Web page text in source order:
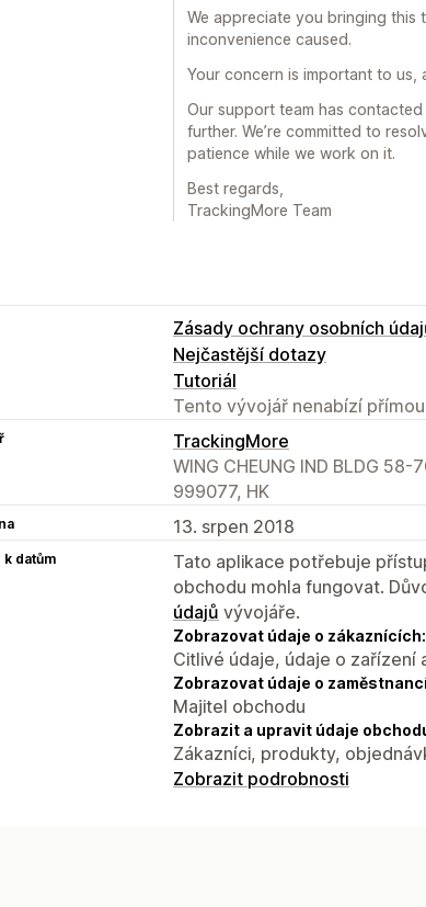
We appreciate you bringing
inconvenience caused.
Your concern is important to us,
Our support team has
further. We’re committed to
patience while we work on it.
Best regards,
TrackingMore Team
Zásady ochrany osobních
Nejčastější dotazy
Tutoriál
Tento vývojář nenabízí
TrackingMore
WING CHEUNG IND BLDG 58-
999077, HK
13. srpen 2018
k datům
Tato aplikace potřebuje
obchodu mohla fungovat.
údajů vývojáře.
Zobrazovat údaje o zákaznících:
Citlivé údaje, údaje o zařízení
Zobrazovat údaje o
Majitel obchodu
Zobrazit a upravit údaje
Zákazníci, produkty,
Zobrazit podrobnosti